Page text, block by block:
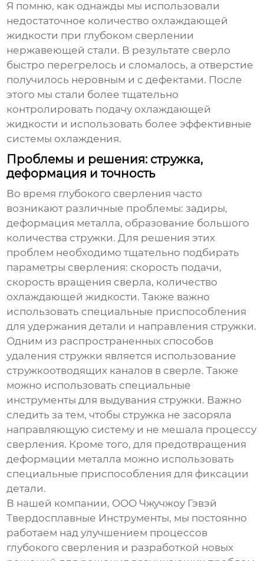
Я помню, как однажды мы использовали
недостаточное количество охлаждающей
жидкости при глубоком сверлении
нержавеющей стали. В результате сверло
быстро перегрелось и сломалось, а отверстие
получилось неровным и с дефектами. После
этого мы стали более тщательно
контролировать подачу охлаждающей
жидкости и использовать более эффективные
системы охлаждения.
Проблемы и решения: стружка,
деформация и точность
Во время глубокого сверления часто
возникают различные проблемы: задиры,
деформация металла, образование большого
количества стружки. Для решения этих
проблем необходимо тщательно подбирать
параметры сверления: скорость подачи,
скорость вращения сверла, количество
охлаждающей жидкости. Также важно
использовать специальные приспособления
для удержания детали и направления стружки.
Одним из распространенных способов
удаления стружки является использование
стружкоотводящих каналов в сверле. Также
можно использовать специальные
инструменты для выдувания стружки. Важно
следить за тем, чтобы стружка не засоряла
направляющую систему и не мешала процессу
сверления. Кроме того, для предотвращения
деформации металла можно использовать
специальные приспособления для фиксации
детали.
В нашей компании, ООО Чжучжоу Гэвэй
Твердосплавные Инструменты, мы постоянно
работаем над улучшением процессов
глубокого сверления и разработкой новых